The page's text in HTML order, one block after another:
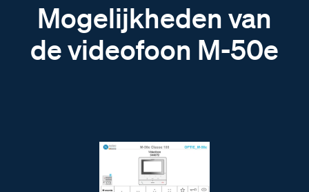
Mogelijkheden van
de videofoon M-50e